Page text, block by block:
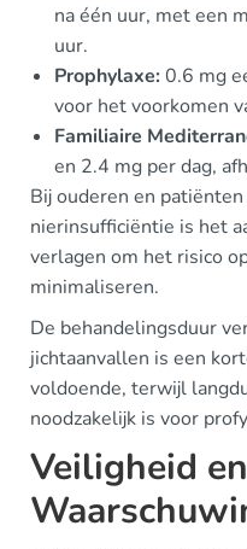
na één uur, met een
uur.
Prophylaxe:0.6 mg
voor het voorkomen
Familiaire
en 2.4 mg per dag,
Bij ouderen en
nierinsufficiëntie is het
verlagen om het risico
minimaliseren.
De behandelingsduur
jichtaanvallen is een
voldoende, terwijl
noodzakelijk is voor
Veiligheid en